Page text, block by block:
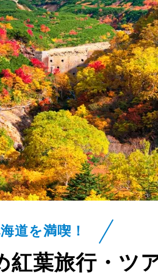
道を満喫！
紅葉旅行・ツ